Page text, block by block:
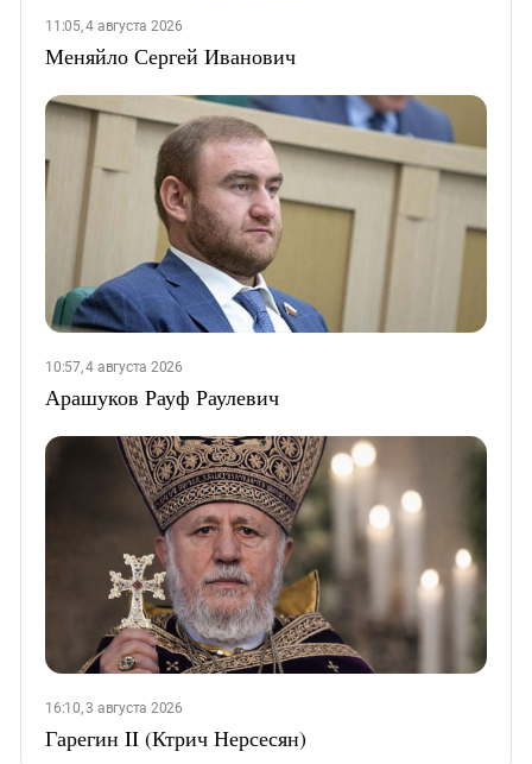
11:05, 4 августа 2026
Меняйло Сергей Иванович
10:57, 4 августа 2026
Арашуков Рауф Раулевич
16:10, 3 августа 2026
Гарегин II (Ктрич Нерсесян)